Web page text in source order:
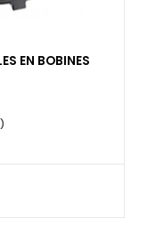
EN BOBINES